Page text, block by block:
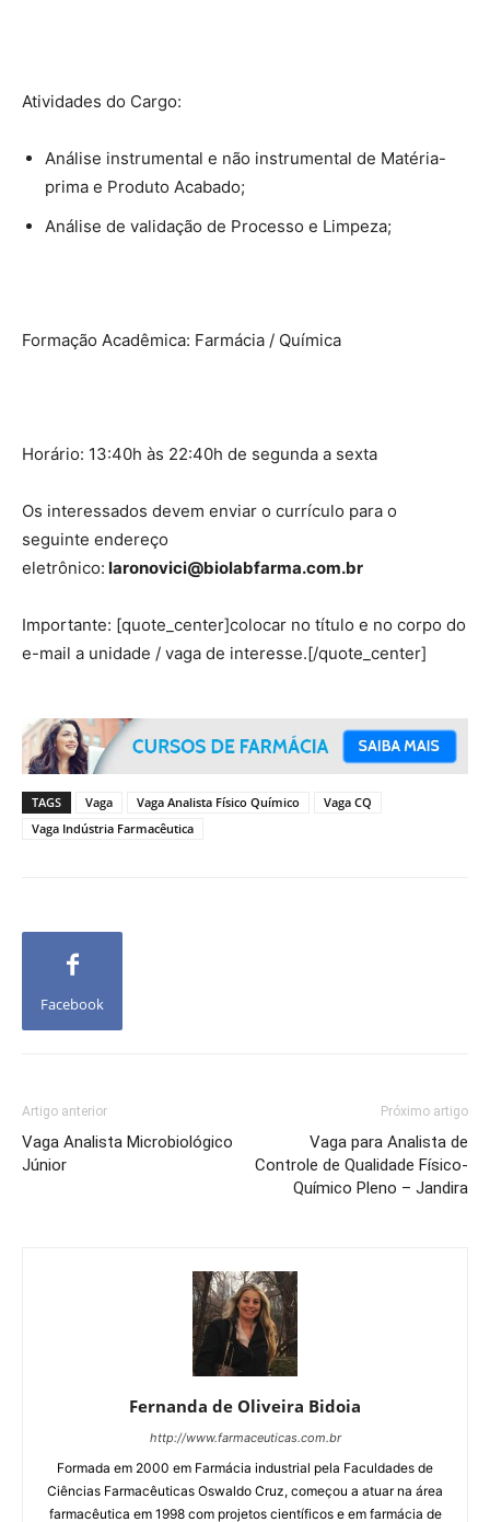
Atividades do Cargo:
Análise instrumental e não instrumental de Matéria-
prima e Produto Acabado;
Análise de validação de Processo e Limpeza;
Formação Acadêmica: Farmácia / Química
Horário: 13:40h às 22:40h de segunda a sexta
Os interessados devem enviar o currículo para o
seguinte endereço
eletrônico: laronovici@biolabfarma.com.br
Importante: [quote_center]colocar no título e no corpo do
e-mail a unidade / vaga de interesse.[/quote_center]
TAGS Vaga Vaga Analista Físico Químico
Vaga CQ
Vaga Indústria Farmacêutica
Facebook
Artigo anterior
Vaga Analista Microbiológico
Júnior
Próximo artigo
Vaga para Analista de
Controle de Qualidade Físico-
Químico Pleno – Jandira
Fernanda de Oliveira Bidoia
http://www.farmaceuticas.com.br
Formada em 2000 em Farmácia industrial pela Faculdades de
Ciências Farmacêuticas Oswaldo Cruz, começou a atuar na área
farmacêutica em 1998 com projetos científicos e em farmácia de